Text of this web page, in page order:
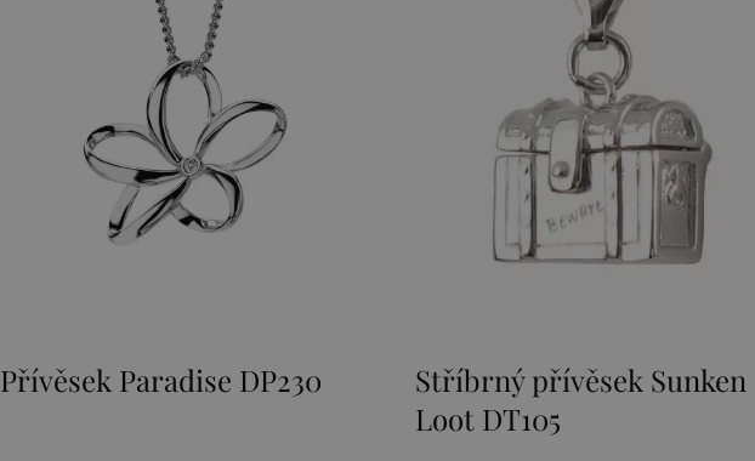
Stříbrný přívěsek Sunken
Přívěsek Emozioni Ice Coin